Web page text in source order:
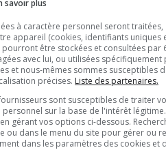
temporairement ce
notamment
sans suspendre ni
savoir plus
à caractère personnel seront
appareil (cookies, identifiants uniques
pourront être stockées et consultées par
avec lui, ou utilisées spécifiquement
et nous-mêmes sommes susceptibles
précises. Liste des partenaires.
sont susceptibles de traiter
personnel sur la base de l'intérêt
gérant vos options ci-dessous.
ou dans le menu du site pour gérer ou
dans les paramètres des cookies et